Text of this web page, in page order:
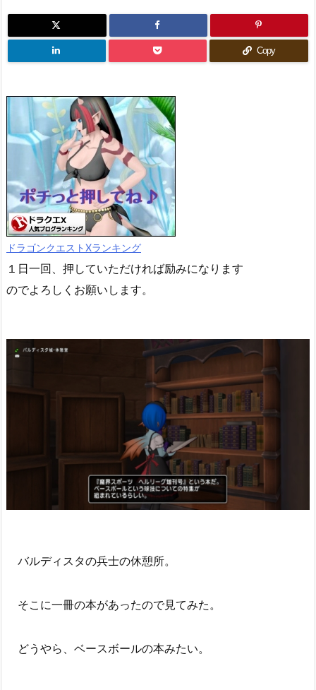
Copy
ドラゴンクエストXランキング
１日一回、押していただければ励みになります
のでよろしくお願いします。
バルディスタの兵士の休憩所。
そこに一冊の本があったので見てみた。
どうやら、ベースボールの本みたい。